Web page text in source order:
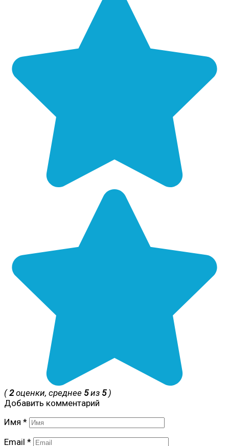
(2оценки, среднее 5из 5)
Добавить комментарий
Имя *
Email *